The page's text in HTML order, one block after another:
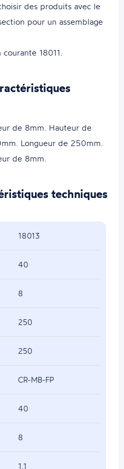
des produits avec le
pour un assemblage
18011.
de 8mm. Hauteur de
Longueur de 250mm.
de 8mm.
techniques
18013
40
8
250
250
CR-MB-FP
40
8
1.1